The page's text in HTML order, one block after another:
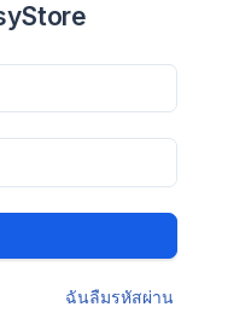
ฉันลืมรหัสผ่าน